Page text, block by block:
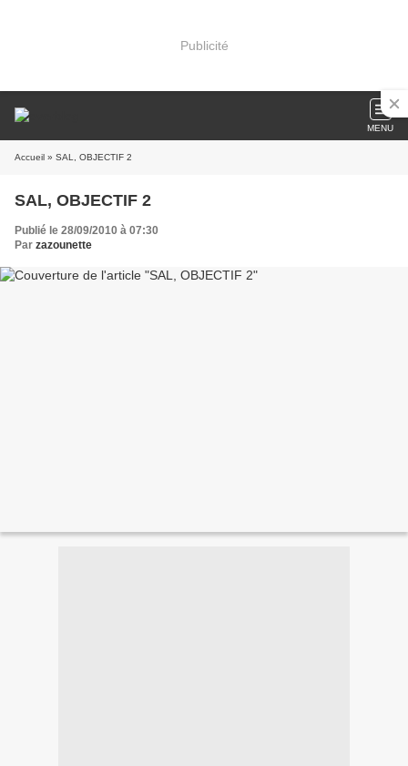
Publicité
MENU
Accueil » SAL, OBJECTIF 2
SAL, OBJECTIF 2
Publié le 28/09/2010 à 07:30
Par zazounette